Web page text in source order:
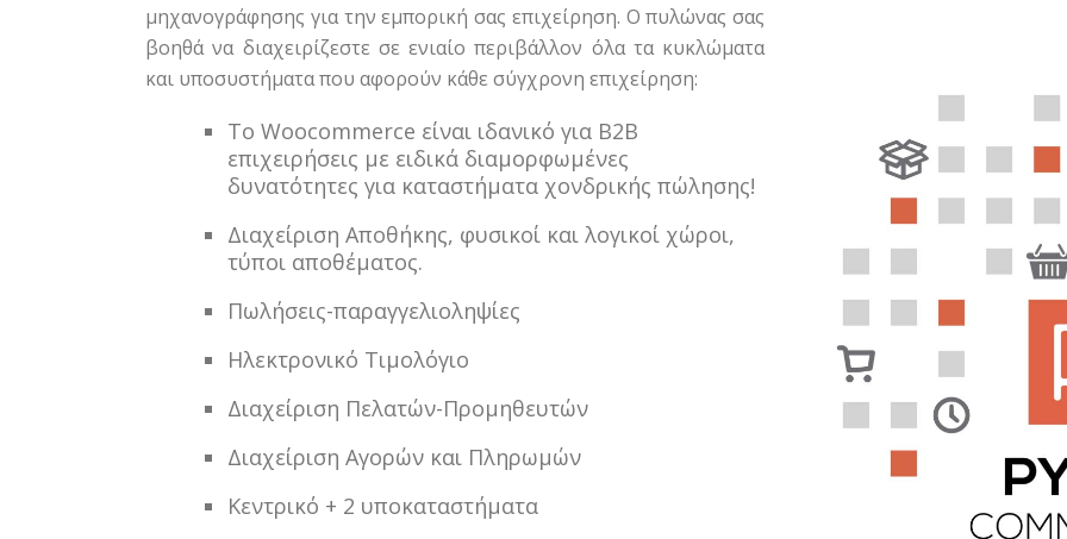
μηχανογράφησης για την εμπορική σας επιχείρηση. Ο πυλώνας σας
βοηθά να διαχειρίζεστε σε ενιαίο περιβάλλον όλα τα κυκλώματα
και υποσυστήματα που αφορούν κάθε σύγχρονη επιχείρηση:
Το Woocommerce είναι ιδανικό για B2B
επιχειρήσεις με ειδικά διαμορφωμένες
δυνατότητες για καταστήματα χονδρικής πώλησης!
Διαχείριση Αποθήκης, φυσικοί και λογικοί χώροι,
τύποι αποθέματος.
Πωλήσεις-παραγγελιοληψίες
Ηλεκτρονικό Τιμολόγιο
Διαχείριση Πελατών-Προμηθευτών
Διαχείριση Αγορών και Πληρωμών
Κεντρικό + 2 υποκαταστήματα